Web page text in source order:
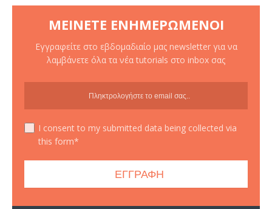
ΜΕΊΝΕΤΕ ΕΝΗΜΕΡΩΜΈΝΟΙ
Εγγραφείτε στο εβδομαδιαίο μας newsletter για να
λαμβάνετε όλα τα νέα tutorials στο inbox σας
I consent to my submitted data being collected via
this form*